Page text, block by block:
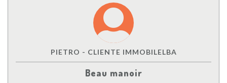
PIETRO - CLIENTE IMMOBILELBA
Beau manoir